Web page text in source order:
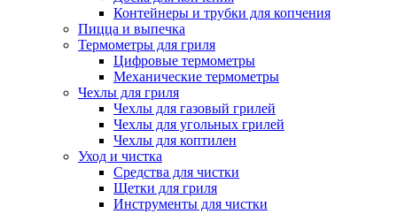
Контейнеры и трубки для копчения
Пицца и выпечка
Термометры для гриля
Цифровые термометры
Механические термометры
Чехлы для гриля
Чехлы для газовый грилей
Чехлы для угольных грилей
Чехлы для коптилен
Уход и чистка
Средства для чистки
Щетки для гриля
Инструменты для чистки